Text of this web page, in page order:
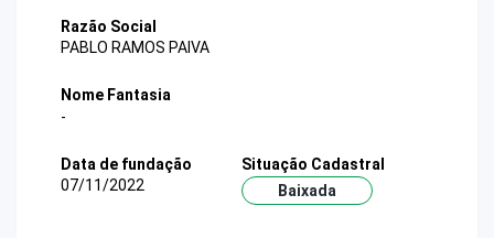
Razão Social
PABLO RAMOS PAIVA
Nome Fantasia
-
Data de fundação
07/11/2022
Situação Cadastral
Baixada